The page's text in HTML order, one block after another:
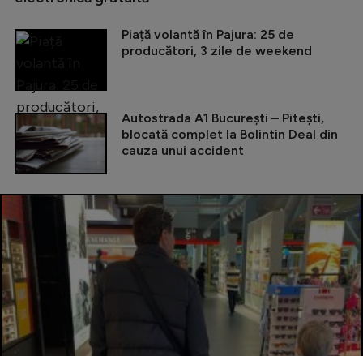
Piață volantă în Pajura: 25 de
producători, 3 zile de weekend
Autostrada A1 București – Pitești,
blocată complet la Bolintin Deal din
cauza unui accident